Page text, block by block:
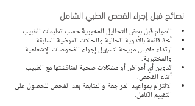
نصائح قبل إجراء الفحص الطبي الشامل
الصيام قبل بعض التحاليل المخبرية حسب تعليمات الطبيب.
أخذ قائمة بالأدوية الحالية والحالات المرضية السابقة.
ارتداء ملابس مريحة لتسهيل إجراء الفحوصات الإشعاعية
والمختبرية.
تدوين أي أعراض أو مشكلات صحية لمناقشتها مع الطبيب
أثناء الفحص.
الالتزام بمواعيد المراجعة والمتابعة بعد الفحص للحصول على
التقييم الكامل.